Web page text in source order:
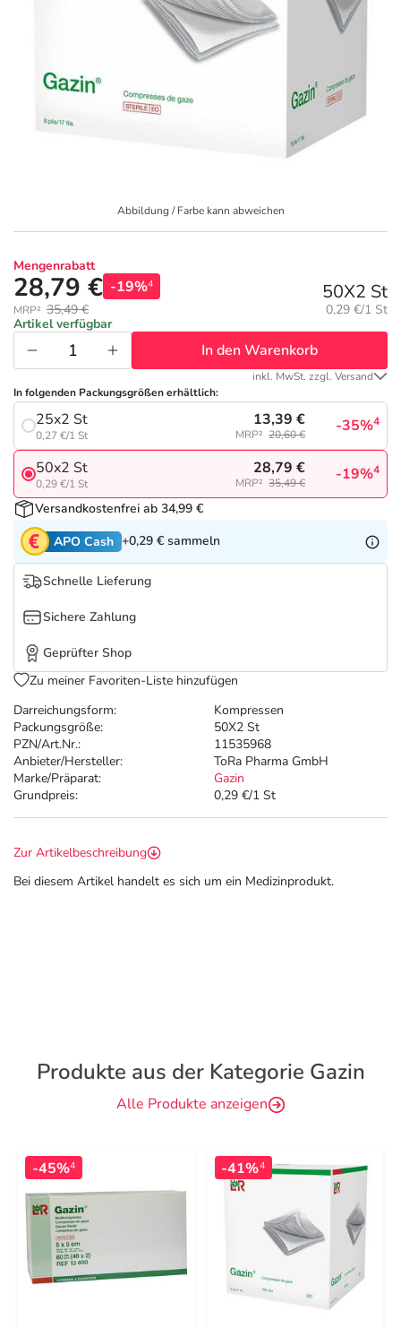
Körperpflege & Kosmetik
Natur & Homöopathie
Sanitätshaus
Sport & Fitness
Tierapotheke
Vitamine & Mineralstoffe
Marken
Aktuelle Coupons 7
Sonnenpflege
Sommerpflege für Haar und Kopfhaut
Täglich gut versorgt
Fragen und Antworten
Kontakt
E-Rezept App
Avene & Ducray Deals
Nattermann Deals
R(h)ein Nutrition Deals
Refluthin, Lasea & Carmenthin Deals
Salus Deals
Abbildung / Farbe kann abweichen
Darreichungsform:
Kompressen
Packungsgröße:
50X2 St
PZN/Art.Nr.:
11535968
Anbieter/Hersteller:
ToRa Pharma GmbH
Marke/Präparat:
Gazin
Grundpreis:
0,29 €/1 St
Mengenrabatt
28,79 € -19%4
MRP² 35,49 €
50X2 St
Grundpreis:
0,29 €/1 St
Artikel verfügbar
In den Warenkorb
inkl. MwSt. zzgl. Versand
In folgenden Packungsgrößen erhältlich:
25x2 St
0,27 €/1 St
13,39 €
MRP² 20,60 € -35%4
50x2 St
0,29 €/1 St
28,79 €
MRP² 35,49 € -19%4
Versandkostenfrei ab 34,99 €
APO Cash +0,29 € sammeln
Schnelle Lieferung
Sichere Zahlung
Geprüfter Shop
Zu meiner Favoriten-Liste hinzufügen
Zur Artikelbeschreibung
Bei diesem Artikel handelt es sich um ein Medizinprodukt.
Produkte aus der Kategorie Gazin
Alle Produkte anzeigen
-45%4 -41%4